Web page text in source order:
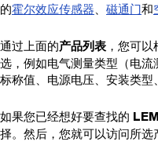
的霍尔效应传感器 磁通门和
通过上面的产品列表 ，您可
选，例如电气测量类型（电
标称值、电源电压、安装类型
如果您已经想好要查找的
择。然后，您就可以访问所选